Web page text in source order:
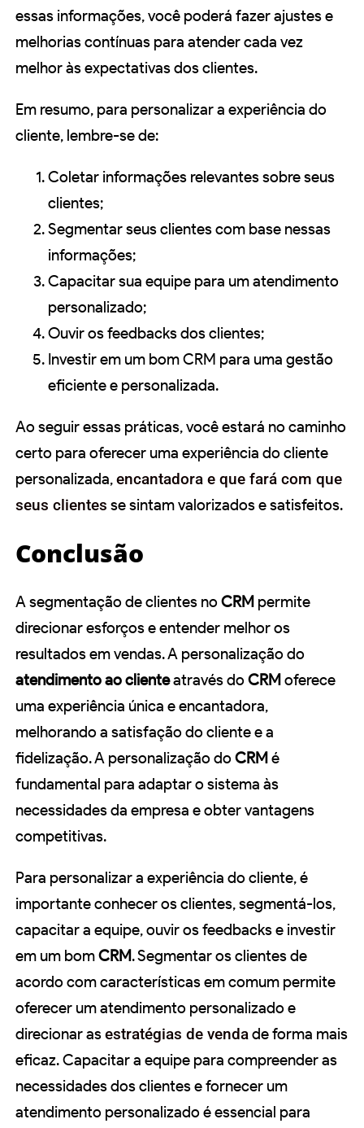
essas informações, você poderá fazer ajustes e
melhorias contínuas para atender cada vez
melhor às expectativas dos clientes.
Em resumo, para personalizar a experiência do
cliente, lembre-se de:
Coletar informações relevantes sobre seus
clientes;
Segmentar seus clientes com base nessas
informações;
Capacitar sua equipe para um atendimento
personalizado;
Ouvir os feedbacks dos clientes;
Investir em um bom CRM para uma gestão
eficiente e personalizada.
Ao seguir essas práticas, você estará no caminho
certo para oferecer uma experiência do cliente
personalizada,encantadora e que fará com que
seus clientes se sintam valorizados e satisfeitos.
Conclusão
A segmentação de clientes no CRM permite
direcionar esforços e entender melhor os
resultados em vendas. A personalização do
atendimento ao clienteatravés do CRM oferece
uma experiência única e encantadora,
melhorando a satisfação do cliente e a
fidelização. A personalização do CRM é
fundamental para adaptar o sistema às
necessidades da empresa e obter vantagens
competitivas.
Para personalizar a experiência do cliente, é
importante conhecer os clientes, segmentá-los,
capacitar a equipe, ouvir os feedbacks e investir
em um bomCRM. Segmentar os clientes de
acordo com características em comum permite
oferecer um atendimento personalizado e
direcionar asestratégias de vendade forma mais
eficaz. Capacitar a equipe para compreender as
necessidades dos clientes e fornecer um
atendimento personalizado é essencial para